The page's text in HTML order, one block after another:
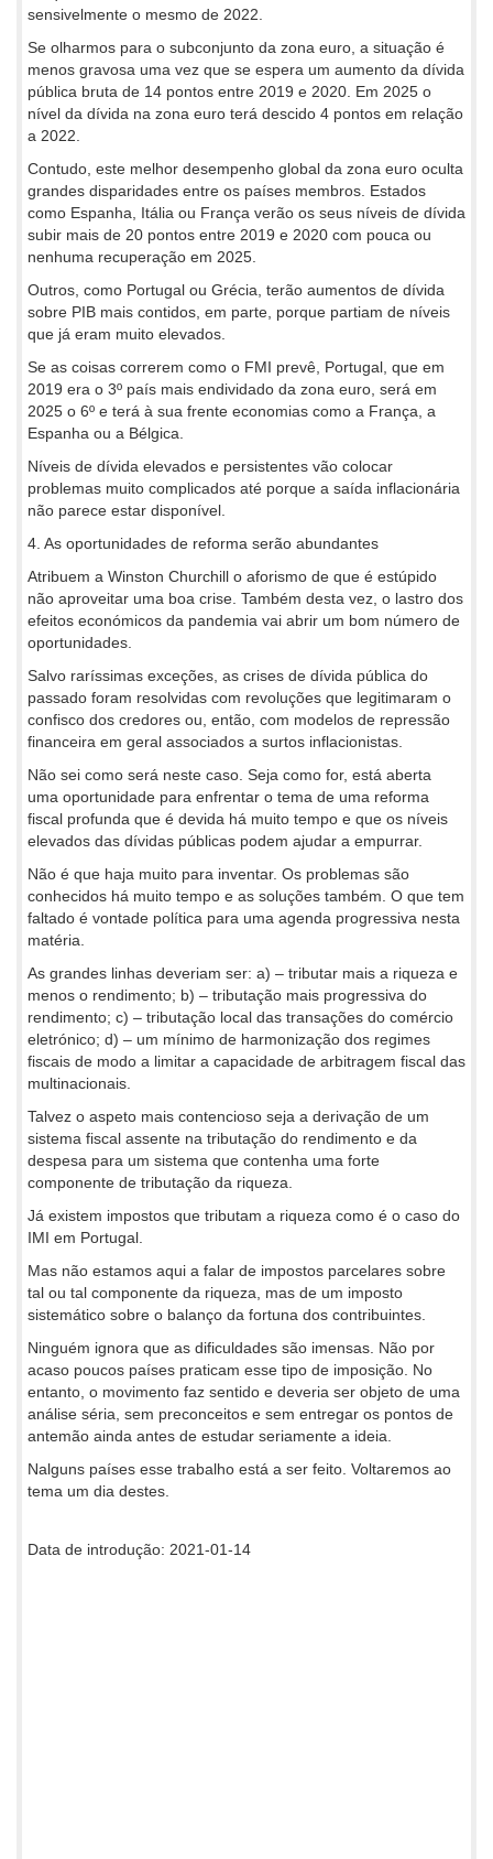
sensivelmente o mesmo de 2022.
Se olharmos para o subconjunto da zona euro, a situação é
menos gravosa uma vez que se espera um aumento da dívida
pública bruta de 14 pontos entre 2019 e 2020. Em 2025 o
nível da dívida na zona euro terá descido 4 pontos em relação
a 2022.
Contudo, este melhor desempenho global da zona euro oculta
grandes disparidades entre os países membros. Estados
como Espanha, Itália ou França verão os seus níveis de dívida
subir mais de 20 pontos entre 2019 e 2020 com pouca ou
nenhuma recuperação em 2025.
Outros, como Portugal ou Grécia, terão aumentos de dívida
sobre PIB mais contidos, em parte, porque partiam de níveis
que já eram muito elevados.
Se as coisas correrem como o FMI prevê, Portugal, que em
2019 era o 3º país mais endividado da zona euro, será em
2025 o 6º e terá à sua frente economias como a França, a
Espanha ou a Bélgica.
Níveis de dívida elevados e persistentes vão colocar
problemas muito complicados até porque a saída inflacionária
não parece estar disponível.
4. As oportunidades de reforma serão abundantes
Atribuem a Winston Churchill o aforismo de que é estúpido
não aproveitar uma boa crise. Também desta vez, o lastro dos
efeitos económicos da pandemia vai abrir um bom número de
oportunidades.
Salvo raríssimas exceções, as crises de dívida pública do
passado foram resolvidas com revoluções que legitimaram o
confisco dos credores ou, então, com modelos de repressão
financeira em geral associados a surtos inflacionistas.
Não sei como será neste caso. Seja como for, está aberta
uma oportunidade para enfrentar o tema de uma reforma
fiscal profunda que é devida há muito tempo e que os níveis
elevados das dívidas públicas podem ajudar a empurrar.
Não é que haja muito para inventar. Os problemas são
conhecidos há muito tempo e as soluções também. O que tem
faltado é vontade política para uma agenda progressiva nesta
matéria.
As grandes linhas deveriam ser: a) – tributar mais a riqueza e
menos o rendimento; b) – tributação mais progressiva do
rendimento; c) – tributação local das transações do comércio
eletrónico; d) – um mínimo de harmonização dos regimes
fiscais de modo a limitar a capacidade de arbitragem fiscal das
multinacionais.
Talvez o aspeto mais contencioso seja a derivação de um
sistema fiscal assente na tributação do rendimento e da
despesa para um sistema que contenha uma forte
componente de tributação da riqueza.
Já existem impostos que tributam a riqueza como é o caso do
IMI em Portugal.
Mas não estamos aqui a falar de impostos parcelares sobre
tal ou tal componente da riqueza, mas de um imposto
sistemático sobre o balanço da fortuna dos contribuintes.
Ninguém ignora que as dificuldades são imensas. Não por
acaso poucos países praticam esse tipo de imposição. No
entanto, o movimento faz sentido e deveria ser objeto de uma
análise séria, sem preconceitos e sem entregar os pontos de
antemão ainda antes de estudar seriamente a ideia.
Nalguns países esse trabalho está a ser feito. Voltaremos ao
tema um dia destes.
Data de introdução: 2021-01-14